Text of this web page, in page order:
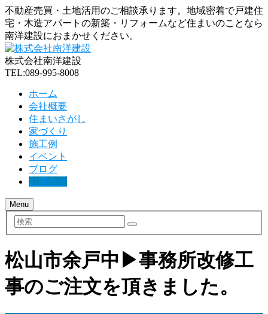
不動産売買・土地活用のご相談承ります。地域密着で戸建住
宅・木造アパートの新築・リフォームなど住まいのことなら
南洋建設におまかせください。
株式会社南洋建設
TEL:089-995-8008
ホーム
会社概要
住まいさがし
家づくり
施工例
イベント
ブログ
お問合せ
Menu
検
索
松山市余戸中▶事務所改修工
事のご注文を頂きました。